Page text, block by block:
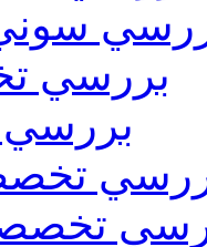
بررسي